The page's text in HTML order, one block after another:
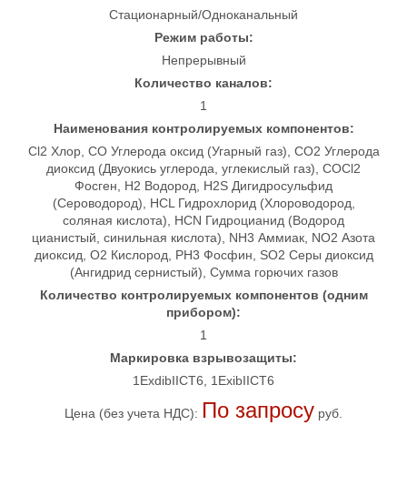
Стационарный/Одноканальный
Режим работы:
Непрерывный
Количество каналов:
1
Наименования контролируемых компонентов:
Cl2 Хлор, CO Углерода оксид (Угарный газ), CO2 Углерода
диоксид (Двуокись углерода, углекислый газ), COCl2
Фосген, H2 Водород, H2S Дигидросульфид
(Сероводород), HCL Гидрохлорид (Хлороводород,
соляная кислота), HCN Гидроцианид (Водород
цианистый, синильная кислота), NH3 Аммиак, NO2 Азота
диоксид, O2 Кислород, PH3 Фосфин, SO2 Серы диоксид
(Ангидрид сернистый), Сумма горючих газов
Количество контролируемых компонентов (одним
прибором):
1
Маркировка взрывозащиты:
1ExdibIICT6, 1ExibIICT6
Цена (без учета НДС): По запросу руб.